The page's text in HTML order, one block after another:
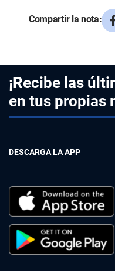
Compartir la nota:
¡Recibe las
en tus propias
DESCARGA LA APP